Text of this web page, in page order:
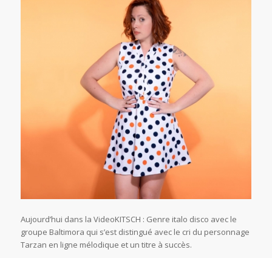
Aujourd’hui dans la VideoKITSCH : Genre italo disco avec le
groupe Baltimora qui s’est distingué avec le cri du personnage
Tarzan en ligne mélodique et un titre à succès.